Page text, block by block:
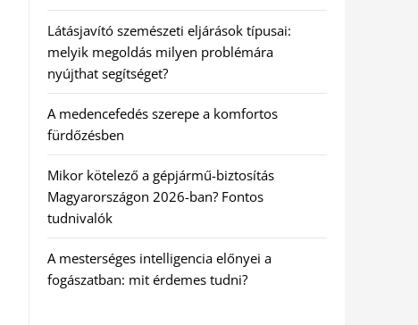
Látásjavító szemészeti eljárások típusai:
melyik megoldás milyen problémára
nyújthat segítséget?
A medencefedés szerepe a komfortos
fürdőzésben
Mikor kötelező a gépjármű-biztosítás
Magyarországon 2026-ban? Fontos
tudnivalók
A mesterséges intelligencia előnyei a
fogászatban: mit érdemes tudni?